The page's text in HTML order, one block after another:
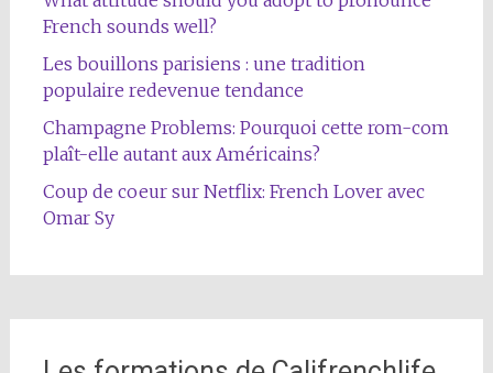
French sounds well?
Les bouillons parisiens : une tradition
populaire redevenue tendance
Champagne Problems: Pourquoi cette rom-com
plaît-elle autant aux Américains?
Coup de coeur sur Netflix: French Lover avec
Omar Sy